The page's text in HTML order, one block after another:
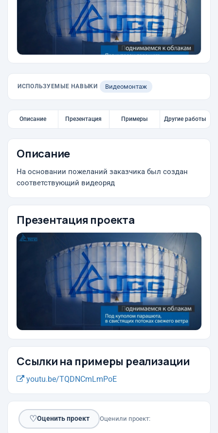
ИСПОЛЬЗУЕМЫЕ НАВЫКИ Видеомонтаж
Описание Презентация Примеры Другие работы
Описание
На основании пожеланий заказчика был создан
соответствующий видеоряд
Презентация проекта
Ссылки на примеры реализации
youtu.be/TQDNCmLmPoE
♡Оценить проект Оценили проект: